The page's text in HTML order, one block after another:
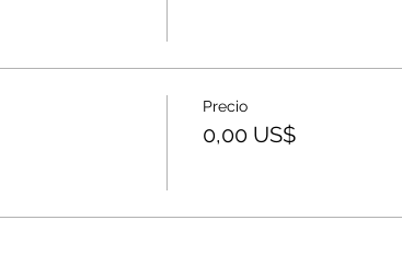
Precio
0,00 US$